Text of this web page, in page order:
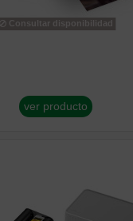
Consultar disponibilidad
ver producto